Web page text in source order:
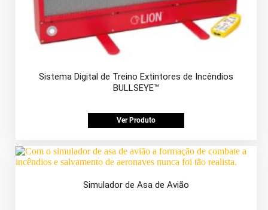
Sistema Digital de Treino Extintores de Incêndios
BULLSEYE™
Ver Produto
Simulador de Asa de Avião